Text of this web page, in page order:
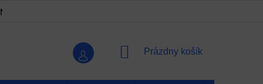
NÁKUPNÝ
Prázdny košík